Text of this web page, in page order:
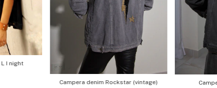
L I night
Campera denim Rockstar (vintage)